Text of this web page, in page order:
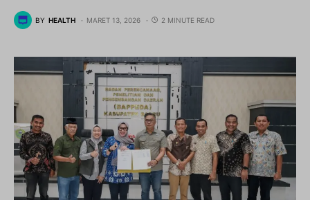
BY HEALTH MARET 13, 2026 2 MINUTE READ